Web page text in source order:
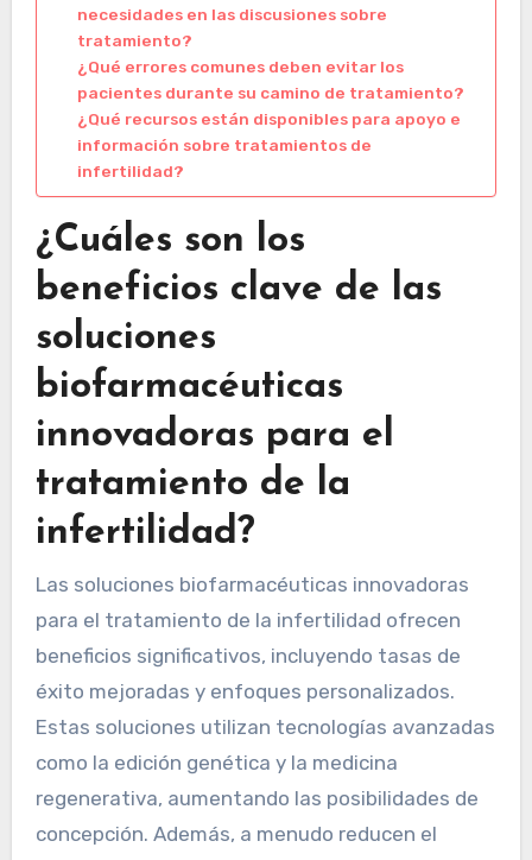
necesidades en las discusiones sobre
tratamiento?
¿Qué errores comunes deben evitar los
pacientes durante su camino de tratamiento?
¿Qué recursos están disponibles para apoyo e
información sobre tratamientos de
infertilidad?
¿Cuáles son los
beneficios clave de las
soluciones
biofarmacéuticas
innovadoras para el
tratamiento de la
infertilidad?
Las soluciones biofarmacéuticas innovadoras
para el tratamiento de la infertilidad ofrecen
beneficios significativos, incluyendo tasas de
éxito mejoradas y enfoques personalizados.
Estas soluciones utilizan tecnologías avanzadas
como la edición genética y la medicina
regenerativa, aumentando las posibilidades de
concepción. Además, a menudo reducen el